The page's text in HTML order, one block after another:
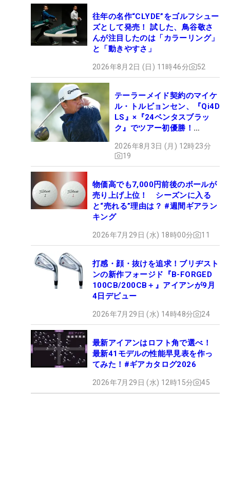
往年の名作“CLYDE”をゴルフシュー
ズとして発売！ 試した、鳥谷敬さ
んが注目したのは「カラーリング」
と「動きやすさ」
2026年8月2日 (日) 11時46分 52
テーラーメイド契約のマイケ
ル・トルビョンセン、『Qi4D
LS』×『24ベンタスブラッ
ク』でツアー初優勝！
2026年8月3日 (月) 12時23分
19
物価高でも7,000円前後のボールが
売り上げ上位！ シーズンに入る
と“売れる”理由は？ #週間ギアラン
キング
2026年7月29日 (水) 18時00分 11
打感・顔・抜けを追求！ブリヂスト
ンの新作フォージド『B-FORGED
100CB/200CB＋』アイアンが9月
4日デビュー
2026年7月29日 (水) 14時48分 24
最新アイアンはロフト角で選べ！
最新41モデルの性能早見表を作っ
てみた！#ギアカタログ2026
2026年7月29日 (水) 12時15分 45